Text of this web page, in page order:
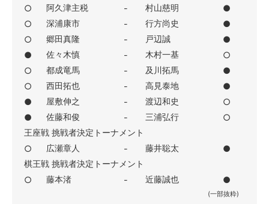
○
阿久津主税 - 村山慈明
●
○
深浦康市 - 行方尚史
●
○
郷田真隆 - 戸辺誠
●
●
佐々木慎 - 木村一基
○
○
都成竜馬 - 及川拓馬
●
○
西田拓也 - 高見泰地
●
●
屋敷伸之 - 渡辺和史
○
●
佐藤和俊 - 三浦弘行
○
王座戦 挑戦者決定トーナメント
○
広瀬章人 - 藤井聡太
●
棋王戦 挑戦者決定トーナメント
○
藤本渚 - 近藤誠也 ●
(一部抜粋)